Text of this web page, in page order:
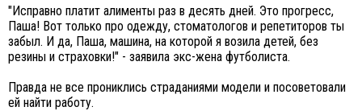
"Исправно платит алименты раз в десять дней. Это прогресс,
Паша! Вот только про одежду, стоматологов и репетиторов ты
забыл. И да, Паша, машина, на которой я возила детей, без
резины и страховки!" - заявила экс-жена футболиста.
Правда не все прониклись страданиями модели и посоветовали
ей найти работу.